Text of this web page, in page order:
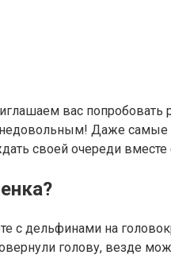
вас попробовать
недовольным! Даже
своей очереди
с дельфинами на
голову, везде